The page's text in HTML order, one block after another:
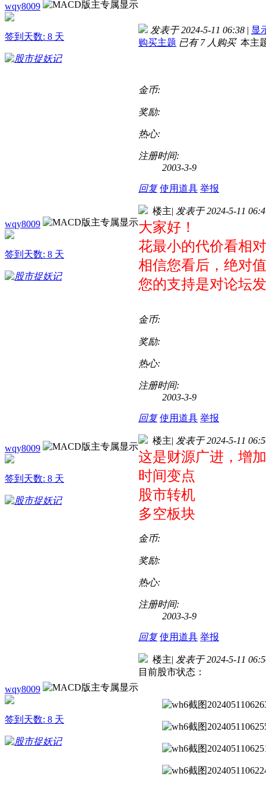
wqy8009
签到天数: 8 天
发表于 2024-5-11 06:38 | 显
购买主题 已有 7 人购买 本主
金币:
奖励:
热心:
注册时间:
2003-3-9
回复 使用道具 举报
wqy8009
签到天数: 8 天
楼主| 发表于 2024-5-11
大家好！
花最小的代价看相
相信您看后，绝对
您的支持是对论坛
金币:
奖励:
热心:
注册时间:
2003-3-9
回复 使用道具 举报
wqy8009
签到天数: 8 天
楼主| 发表于 2024-5-11
这是财源广进，增
时间变点
股市转机
多空板块
金币:
奖励:
热心:
注册时间:
2003-3-9
回复 使用道具 举报
wqy8009
签到天数: 8 天
楼主| 发表于 2024-5-11
目前股市状态：